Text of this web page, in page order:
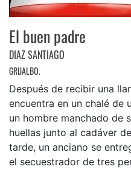
El buen padre
DIAZ SANTIAGO
GRIJALBO.
Después de recibir una
encuentra en un chalé de
un hombre manchado de
huellas junto al cadáver
tarde, un anciano se
el secuestrador de tres